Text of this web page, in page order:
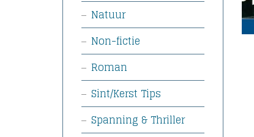
Natuur
Non-fictie
Roman
Sint/Kerst Tips
Spanning & Thriller